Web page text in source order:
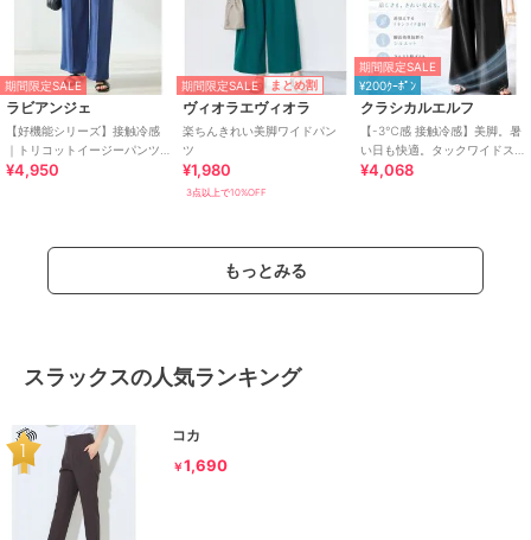
期間限定SALE
ラビアンジェ
【好機能シリーズ】接触冷感
｜トリコットイージーパンツ
｜楽なのに美脚/ストレッチ/セ
¥4,950
期間限定SALE まとめ割
ヴィオラエヴィオラ
楽ちんきれい美脚ワイドパン
ツ
¥1,980
3点以上で10%OFF
期間限定SALE
¥200ｸｰﾎﾟﾝ
クラシカルエルフ
【-3℃感 接触冷感】美脚。暑
い日も快適。タックワイドス
トレートイージーパンツ
¥4,068
もっとみる
スラックスの人気ランキング
コカ
￥1,690